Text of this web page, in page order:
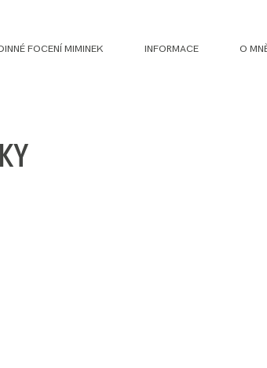
FOCENÍ MIMINEK INFORMACE O